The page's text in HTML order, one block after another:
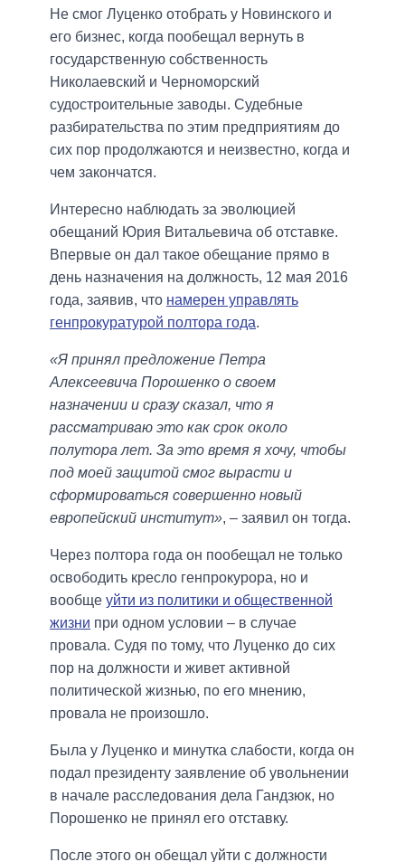
Не смог Луценко отобрать у Новинского и
его бизнес, когда пообещал вернуть в
государственную собственность
Николаевский и Черноморский
судостроительные заводы. Судебные
разбирательства по этим предприятиям до
сих пор продолжаются и неизвестно, когда и
чем закончатся.
Интересно наблюдать за эволюцией
обещаний Юрия Витальевича об отставке.
Впервые он дал такое обещание прямо в
день назначения на должность, 12 мая 2016
года, заявив, что намерен управлять
генпрокуратурой полтора года.
«Я принял предложение Петра
Алексеевича Порошенко о своем
назначении и сразу сказал, что я
рассматриваю это как срок около
полутора лет. За это время я хочу, чтобы
под моей защитой смог вырасти и
сформироваться совершенно новый
европейский институт», – заявил он тогда.
Через полтора года он пообещал не только
освободить кресло генпрокурора, но и
вообще уйти из политики и общественной
жизни при одном условии – в случае
провала. Судя по тому, что Луценко до сих
пор на должности и живет активной
политической жизнью, по его мнению,
провала не произошло.
Была у Луценко и минутка слабости, когда он
подал президенту заявление об увольнении
в начале расследования дела Гандзюк, но
Порошенко не принял его отставку.
После этого он обещал уйти с должности